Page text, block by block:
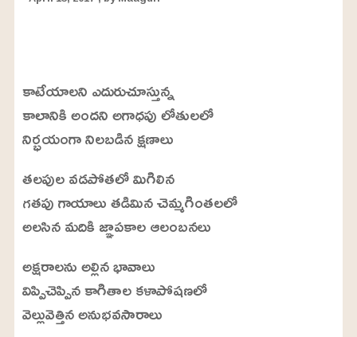
U
n
u
t
e
a
d
d
:
2
4
6
3
%
కాటేయాలని ఎదురుచూస్తున్న
కాలానికి అందని అగాధపు లోతులలో
నిర్భయంగా నిలబడిన క్షణాలు
తలపుల వడపోతలో మిగిలిన
గతపు గాయాలు తడిమిన చెమ్మగింతలలో
అలసిన మదికి జ్ఞాపకాల ఆలంబనలు
అక్షరాలను అల్లిన భావాలు
విప్పిచెప్పిన కాగితాల కళాపోషణలో
వెల్లువెత్తిన అనుభవసారాలు